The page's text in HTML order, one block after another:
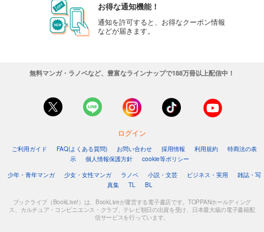
お得な通知機能！
通知を許可すると、お得なクーポン情報
などが届きます。
無料マンガ・ラノベなど、豊富なラインナップで188万冊以上配信中！
ログイン
ご利用ガイド FAQ(よくある質問) お問い合わせ 採用情報 利用規約
特商法の表
示
個人情報保護方針
cookie等ポリシー
少年・青年マンガ
少女・女性マンガ ラノベ 小説・文芸 ビジネス・実用
雑誌・写
真集
TL BL
ブックライブ（BookLive!）は、BookLiveが運営する電子書店です。TOPPANホールディング
ス、カルチュア・コンビニエンス・クラブ、テレビ朝日の出資を受け、日本最大級の電子書籍配
信サービスを行っています。